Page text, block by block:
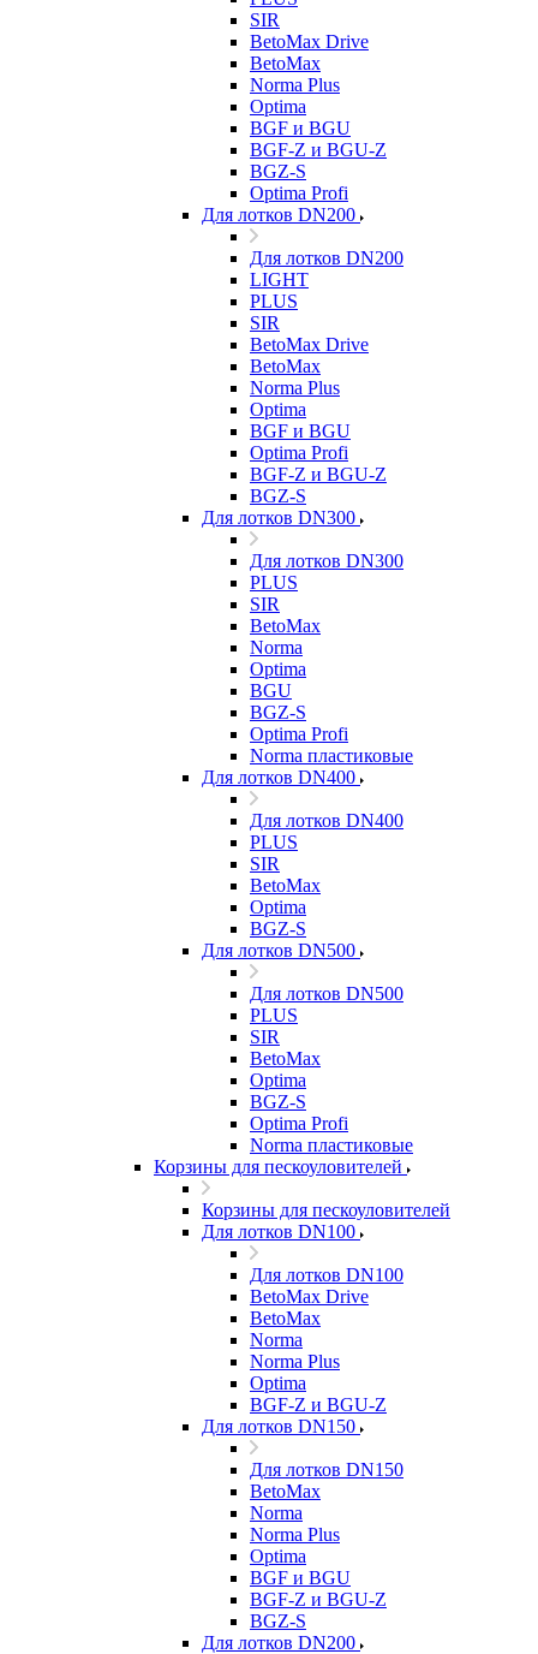
SIR
BetoMax Drive
BetoMax
Norma Plus
Optima
BGF и BGU
BGF-Z и BGU-Z
BGZ-S
Optima Profi
Для лотков DN200
Для лотков DN200
LIGHT
PLUS
SIR
BetoMax Drive
BetoMax
Norma Plus
Optima
BGF и BGU
Optima Profi
BGF-Z и BGU-Z
BGZ-S
Для лотков DN300
Для лотков DN300
PLUS
SIR
BetoMax
Norma
Optima
BGU
BGZ-S
Optima Profi
Norma пластиковые
Для лотков DN400
Для лотков DN400
PLUS
SIR
BetoMax
Optima
BGZ-S
Для лотков DN500
Для лотков DN500
PLUS
SIR
BetoMax
Optima
BGZ-S
Optima Profi
Norma пластиковые
Корзины для пескоуловителей
Корзины для пескоуловителей
Для лотков DN100
Для лотков DN100
BetoMax Drive
BetoMax
Norma
Norma Plus
Optima
BGF-Z и BGU-Z
Для лотков DN150
Для лотков DN150
BetoMax
Norma
Norma Plus
Optima
BGF и BGU
BGF-Z и BGU-Z
BGZ-S
Для лотков DN200